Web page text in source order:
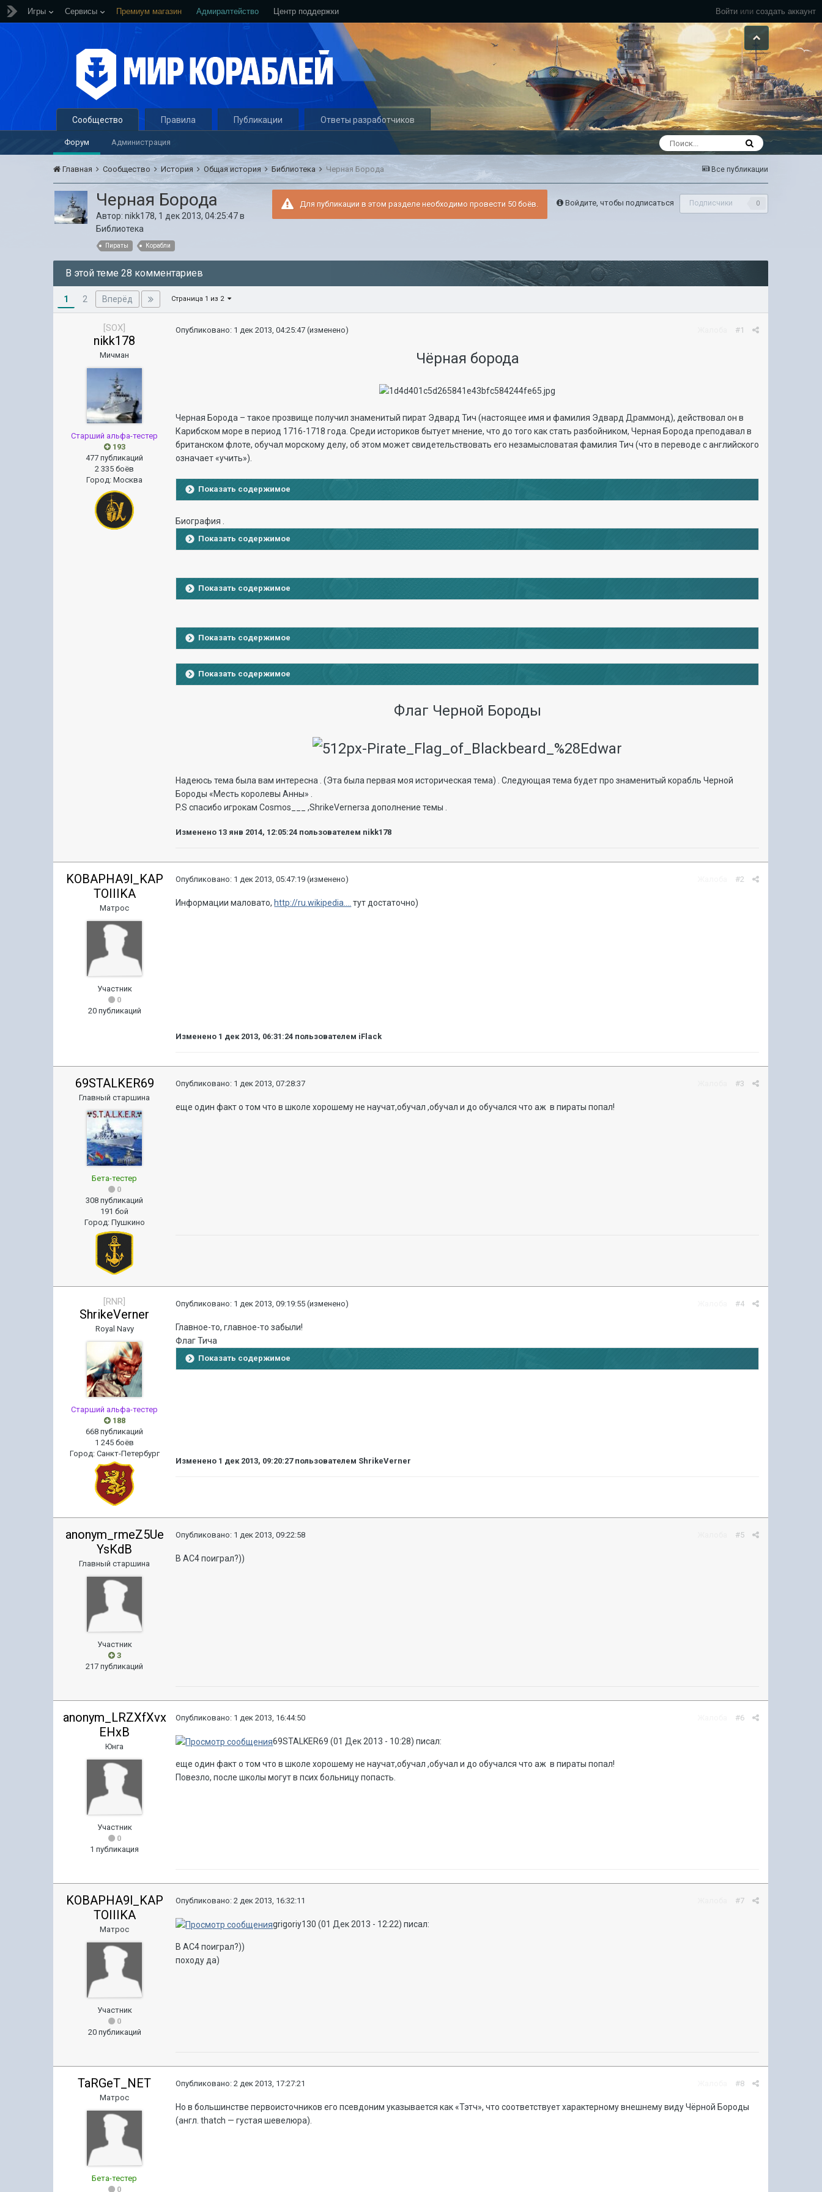
Войти или создать аккаунт
Игры Сервисы Премиум магазин Адмиралтейство Центр поддержки
Сообщество
Форум Администрация
Правила Публикации Ответы разработчиков
Все публикации
Главная Сообщество История Общая история Библиотека Черная Борода
Войдите, чтобы подписаться Подписчики 0
Для публикации в этом разделе необходимо провести 50 боёв.
Черная Борода
Автор:nikk178, 1 дек 2013, 04:25:47в
Библиотека
Пираты Корабли
В этой теме 28 комментариев
1 2 Вперёд Страница 1 из 2
[SOX]
nikk178
Мичман
Старший альфа-тестер
193
477 публикаций
2 335 боёв
Город:Москва
#1
Опубликовано: 1 дек 2013, 04:25:47 (изменено)
Чёрная борода
Черная Борода – такое прозвище получил знаменитый пират Эдвард Тич (настоящее имя и фамилия Эдвард Драммонд), действовал он в
Карибском море в период 1716-1718 года. Среди историков бытует мнение, что до того как стать разбойником, Черная Борода преподавал в
британском флоте, обучал морскому делу, об этом может свидетельствовать его незамысловатая фамилия Тич (что в переводе с английского
означает «учить»).
Показать содержимое
Биография .
Показать содержимое
Показать содержимое
Показать содержимое
Показать содержимое
Флаг Черной Бороды
Надеюсь тема была вам интересна . (Эта была первая моя историческая тема) . Следующая тема будет про знаменитый корабль Черной
Бороды «Месть королевы Анны» .
P.S спасибо игрокам Cosmos___ ,ShrikeVernerза дополнение темы .
Изменено 13 янв 2014, 12:05:24 пользователем nikk178
KOBAPHA9l_KAP
TOIIIKA
Матрос
Участник
0
20 публикаций
#2
Опубликовано: 1 дек 2013, 05:47:19 (изменено)
Информации маловато,http://ru.wikipedia.... тут достаточно)
Изменено 1 дек 2013, 06:31:24 пользователем iFlack
69STALKER69
Главный старшина
Бета-тестер
0
308 публикаций
191 бой
Город: Пушкино
#3
Опубликовано: 1 дек 2013, 07:28:37
еще один факт о том что в школе хорошему не научат,обучал ,обучал и до обучался что аж в пираты попал!
[RNR]
ShrikeVerner
Royal Navy
Старший альфа-тестер
188
668 публикаций
1 245 боёв
Город: Санкт-Петербург
#4
Опубликовано: 1 дек 2013, 09:19:55 (изменено)
Главное-то, главное-то забыли!
Флаг Тича
Показать содержимое
Изменено 1 дек 2013, 09:20:27пользователем ShrikeVerner
anonym_rmeZ5Ue
YsKdB
Главный старшина
Участник
3
217 публикаций
#5
Опубликовано: 1 дек 2013, 09:22:58
В AC4 поиграл?))
anonym_LRZXfXvx
EHxB
Юнга
Участник
0
1 публикация
#6
Опубликовано: 1 дек 2013, 16:44:50
69STALKER69 (01 Дек 2013 - 10:28) писал:
еще один факт о том что в школе хорошему не научат,обучал ,обучал и до обучался что аж в пираты попал!
Повезло, после школы могут в псих больницу попасть.
KOBAPHA9l_KAP
TOIIIKA
Матрос
Участник
0
20 публикаций
#7
Опубликовано:2 дек 2013, 16:32:11
grigoriy130 (01 Дек 2013 - 12:22) писал:
В AC4 поиграл?))
походу да)
TaRGeT_NET
Матрос
Бета-тестер
0
#8
Опубликовано:2 дек 2013, 17:27:21
Но в большинстве первоисточников его псевдоним указывается как «Тэтч», что соответствует характерному внешнему виду Чёрной Бороды
(англ. thatch — густая шевелюра).